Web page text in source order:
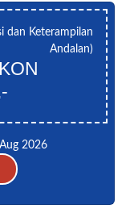
dan Keterampilan
Andalan)
2026